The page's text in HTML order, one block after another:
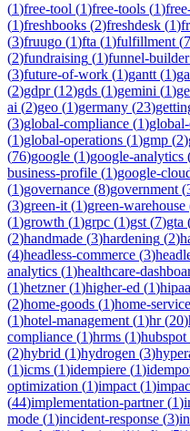
(1)free-tool (1)free-tools (1)
(1)freshbooks (2)freshdesk (1)
(3)fruugo (1)fta (1)fulfillment (7
(2)fundraising (1)funnel-builder
(3)future-of-work (1)gantt (1)
(2)gdpr(12)gds (1)gemini (1)
ai (2)geo (1)germany (23)
(3)global-compliance (1)
(1)global-operations (1)gmp (2)
(76)google (1)google-analytics
business-profile (1)google-
(1)governance (8)government (
(3)green-it (1)green-warehouse
(1)growth (1)grpc (1)gst (7)gta
(2)handmade (3)hardening (2)
(4)headless-commerce (3)
analytics (1)healthcare-
(1)hetzner(1)higher-ed (1)hipaa
(2)home-goods (1)home-
(1)hotel-management (1)hr(20)
compliance (1)hrms (1)hubspot
(2)hybrid (1)hydrogen (3)
(1)icms (1)idempiere (1)
optimization (1)impact (1)
(44)implementation-partner(1)
mode (1)incident-response (3)